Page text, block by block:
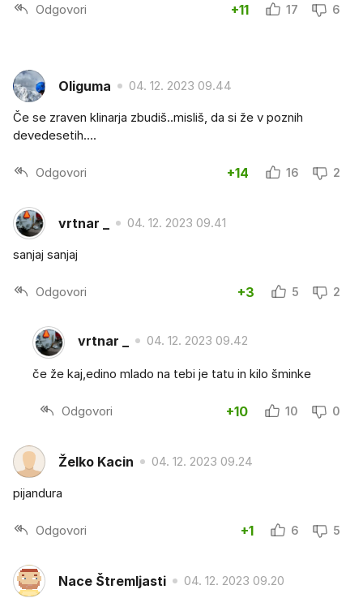
Odgovori +11 17 6
Oliguma 04. 12. 2023 09.44
Če se zraven klinarja zbudiš..misliš, da si že v poznih
devedesetih....
Odgovori +14 16 2
vrtnar _ 04. 12. 2023 09.41
sanjaj sanjaj
Odgovori +3 5 2
vrtnar _ 04. 12. 2023 09.42
če že kaj,edino mlado na tebi je tatu in kilo šminke
Odgovori +10 10 0
Želko Kacin 04. 12. 2023 09.24
pijandura
Odgovori +1 6 5
Nace Štremljasti 04. 12. 2023 09.20